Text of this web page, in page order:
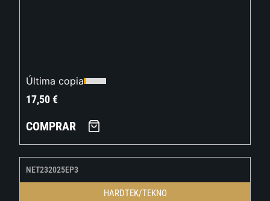
Última copia
17,50€
COMPRAR
NET232025EP3
HARDTEK/TEKNO